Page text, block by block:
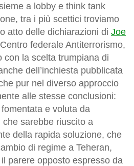
a lobby e think tank
tra i più scettici troviamo
atto delle dichiarazioni di Joe
federale Antiterrorismo,
con la scelta trumpiana di
dell’inchiesta pubblicata
pur nel diverso approccio
alle stesse conclusioni:
e voluta da
sarebbe riuscito a
della rapida soluzione, che
di regime a Teheran,
parere opposto espresso da